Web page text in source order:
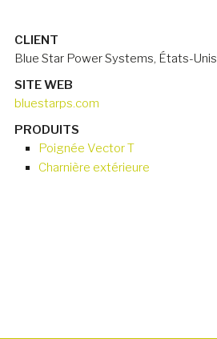
CLIENT
Blue Star Power Systems, États-Unis
SITE WEB
bluestarps.com
PRODUITS
Poignée Vector T
Charnière extérieure